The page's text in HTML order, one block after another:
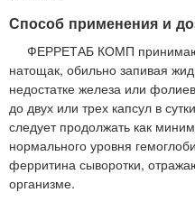
Способ применения и
ФЕРРЕТАБ КОМП
натощак, обильно запивая
недостатке железа или
до двух или трех капсул в
следует продолжать как
нормального уровня
ферритина сыворотки,
организме.